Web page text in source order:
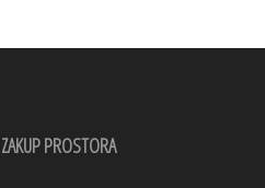
ZAKUP PROSTORA